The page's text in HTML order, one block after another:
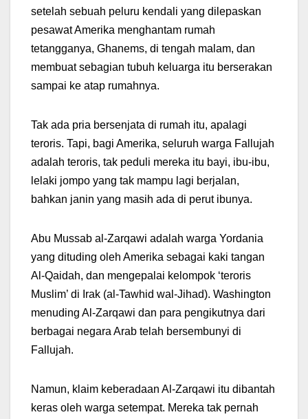
setelah sebuah peluru kendali yang dilepaskan
pesawat Amerika menghantam rumah
tetangganya, Ghanems, di tengah malam, dan
membuat sebagian tubuh keluarga itu berserakan
sampai ke atap rumahnya.
Tak ada pria bersenjata di rumah itu, apalagi
teroris. Tapi, bagi Amerika, seluruh warga Fallujah
adalah teroris, tak peduli mereka itu bayi, ibu-ibu,
lelaki jompo yang tak mampu lagi berjalan,
bahkan janin yang masih ada di perut ibunya.
Abu Mussab al-Zarqawi adalah warga Yordania
yang dituding oleh Amerika sebagai kaki tangan
Al-Qaidah, dan mengepalai kelompok ‘teroris
Muslim’ di Irak (al-Tawhid wal-Jihad). Washington
menuding Al-Zarqawi dan para pengikutnya dari
berbagai negara Arab telah bersembunyi di
Fallujah.
Namun, klaim keberadaan Al-Zarqawi itu dibantah
keras oleh warga setempat. Mereka tak pernah